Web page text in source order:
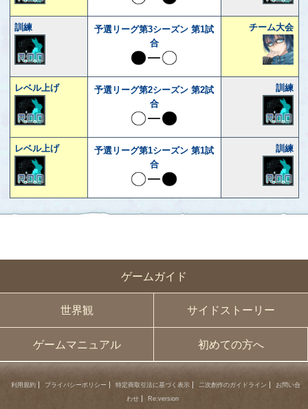
ゲームガイド
世界観 サイドストーリー
ゲームマニュアル 初めての方へ
訓練
予選リーグ第3シーズン 第1試
合
チーム大会
レベル上げ
予選リーグ第2シーズン 第2試
合
訓練
レベル上げ
予選リーグ第1シーズン 第1試
合
訓練
利用規約 プライバシーポリシー 特定商取引法に基づく表示 二次創作のガイドライン
お問い合
わせ
Re:version